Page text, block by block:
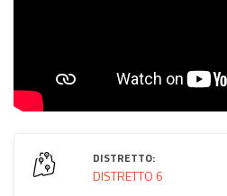
DISTRETTO:
DISTRETTO 6